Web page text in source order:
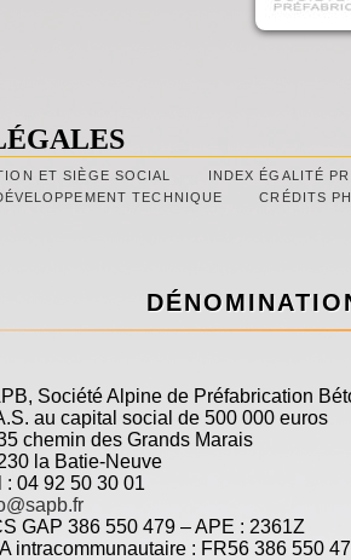
ET SIÈGE SOCIAL INDEX ÉGALITÉ
TECHNIQUE
CRÉDITS
Société Alpine de Préfabrication
au capital social de 500 000 euros
chemin des Grands Marais
la Batie-Neuve
: 04 92 50 30 01
GAP 386 550 479 – APE : 2361Z
intracommunautaire : FR56 386 550